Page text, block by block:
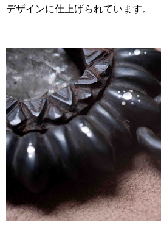
デザインに仕上げられています。